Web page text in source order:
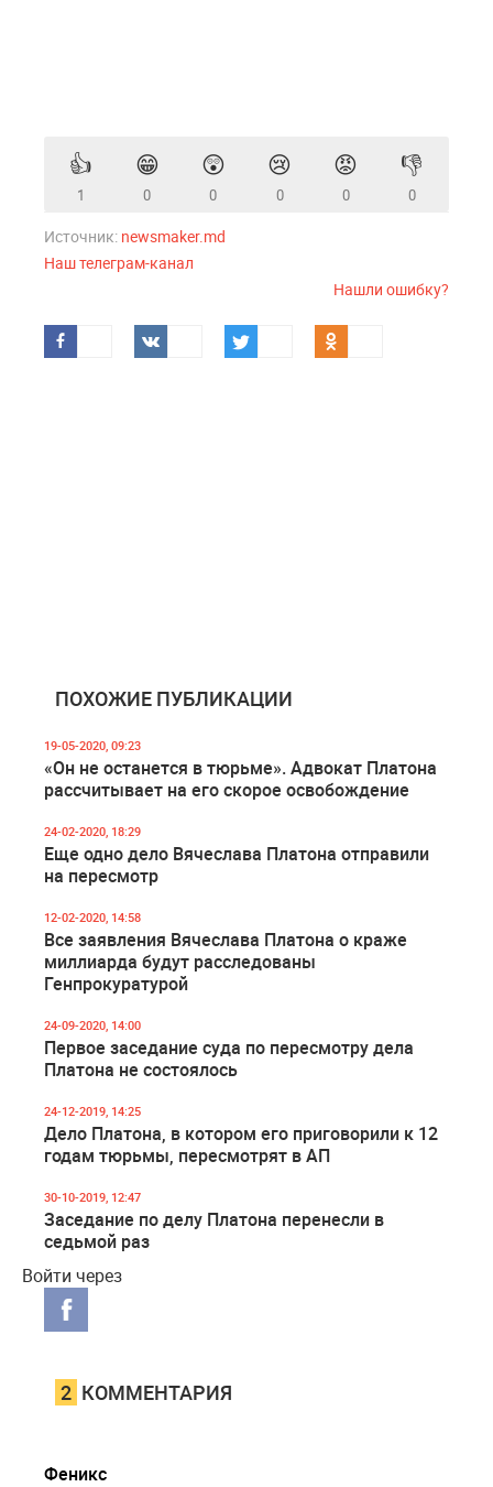
👍
1
😁
0
😲
0
😢
0
😡
0
👎
0
Источник: newsmaker.md
Наш телеграм-канал
Нашли ошибку?
ПОХОЖИЕ ПУБЛИКАЦИИ
19-05-2020, 09:23
«Он не останется в тюрьме». Адвокат Платона
рассчитывает на его скорое освобождение
24-02-2020, 18:29
Еще одно дело Вячеслава Платона отправили
на пересмотр
12-02-2020, 14:58
Все заявления Вячеслава Платона о краже
миллиарда будут расследованы
Генпрокуратурой
24-09-2020, 14:00
Первое заседание суда по пересмотру дела
Платона не состоялось
24-12-2019, 14:25
Дело Платона, в котором его приговорили к 12
годам тюрьмы, пересмотрят в АП
30-10-2019, 12:47
Заседание по делу Платона перенесли в
седьмой раз
Войти через
2 КОММЕНТАРИЯ
Феникс